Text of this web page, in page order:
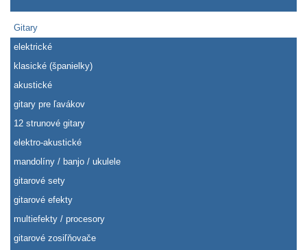
Gitary
elektrické
klasické (španielky)
akustické
gitary pre ľavákov
12 strunové gitary
elektro-akustické
mandolíny / banjo / ukulele
gitarové sety
gitarové efekty
multiefekty / procesory
gitarové zosiľňovače